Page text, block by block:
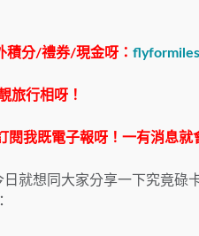
積分/禮券/現金呀：
旅行相呀！
我既電子報呀！一有消息就
就想同大家分享一下究竟碌